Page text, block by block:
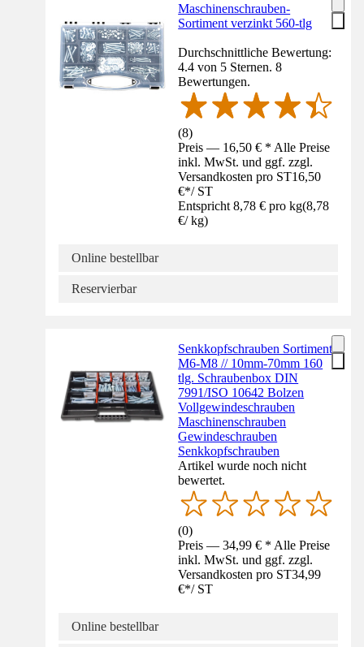
Maschinenschrauben-
Sortiment verzinkt 560-tlg
Durchschnittliche Bewertung:
4.4 von 5 Sternen. 8
Bewertungen.
(8)
Preis — 16,50 € * Alle Preise
inkl. MwSt. und ggf. zzgl.
Versandkosten pro ST16,50
€*/ ST
Entspricht 8,78 € pro kg(8,78
€/ kg)
Online bestellbar
Reservierbar
Senkkopfschrauben Sortiment
M6-M8 // 10mm-70mm 160
tlg. Schraubenbox DIN
7991/ISO 10642 Bolzen
Vollgewindeschrauben
Maschinenschrauben
Gewindeschrauben
Senkkopfschrauben
Artikel wurde noch nicht
bewertet.
(0)
Preis — 34,99 € * Alle Preise
inkl. MwSt. und ggf. zzgl.
Versandkosten pro ST34,99
€*/ ST
Online bestellbar